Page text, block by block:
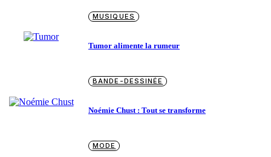
MUSIQUES
Tumor alimente la rumeur
BANDE-DESSINÉE
Noémie Chust : Tout se transforme
MODE